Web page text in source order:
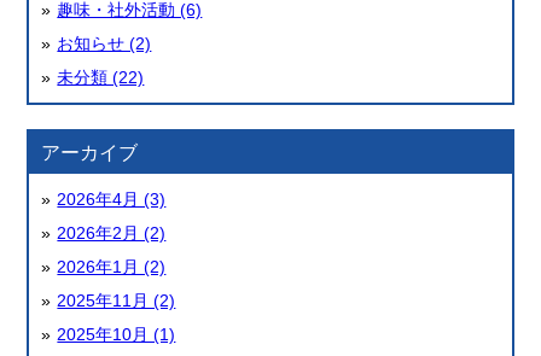
趣味・社外活動 (6)
お知らせ (2)
未分類 (22)
アーカイブ
2026年4月 (3)
2026年2月 (2)
2026年1月 (2)
2025年11月 (2)
2025年10月 (1)